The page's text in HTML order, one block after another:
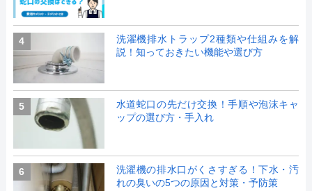
4
洗濯機排水トラップ2種類や仕組みを解
説！知っておきたい機能や選び方
5
水道蛇口の先だけ交換！手順や泡沫キャ
ップの選び方・手入れ
6
洗濯機の排水口がくさすぎる！下水・汚
れの臭いの5つの原因と対策・予防策